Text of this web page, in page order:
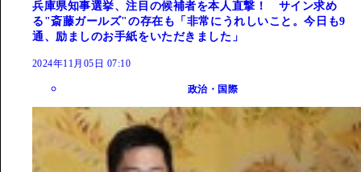
兵庫県知事選挙、注目の候補者を本人直撃！ サイン求め
る"斎藤ガールズ"の存在も「非常にうれしいこと。今日も9
通、励ましのお手紙をいただきました」
2024年11月05日 07:10
政治・国際